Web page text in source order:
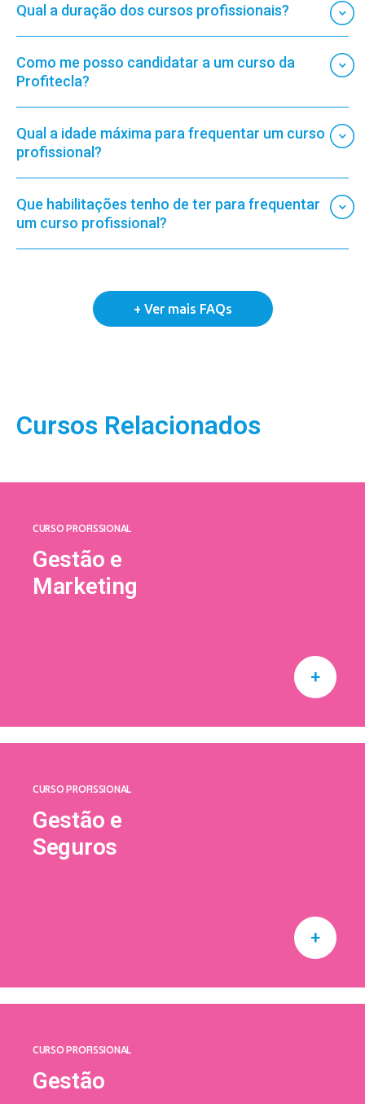
Qual a duração dos cursos profissionais?
Como me posso candidatar a um curso da
Profitecla?
Qual a idade máxima para frequentar um curso
profissional?
Que habilitações tenho de ter para frequentar
um curso profissional?
Cursos Relacionados
CURSO PROFISSIONAL
Gestão e
Marketing
+
CURSO PROFISSIONAL
Gestão e
Seguros
+
CURSO PROFISSIONAL
Gestão